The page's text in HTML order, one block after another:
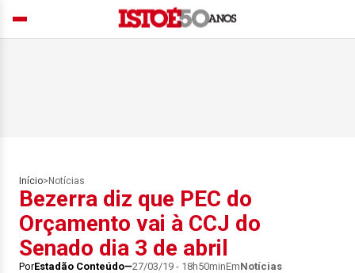
Início> Notícias
Bezerra diz que PEC do
Orçamento vai à CCJ do
Senado dia 3 de abril
PorEstadão Conteúdo 27/03/19 - 18h50minEmNotícias